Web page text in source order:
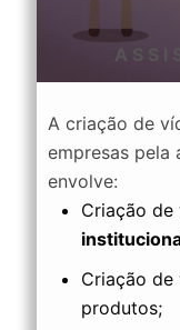
A S S I
A criação de
empresas pela
envolve:
Criação de
Criação de
produtos;